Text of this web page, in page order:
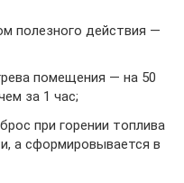
полезного действия —
помещения — на 50
за 1 час;
при горении топлива
а сформировывается в